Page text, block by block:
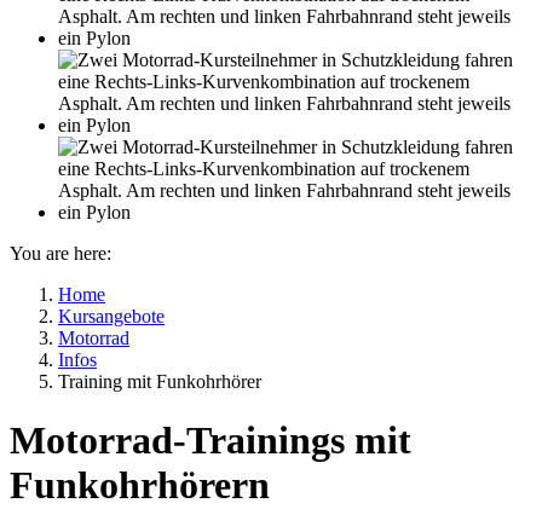
You are here:
Home
Kursangebote
Motorrad
Infos
Training mit Funkohrhörer
Motorrad-Trainings mit
Funkohrhörern